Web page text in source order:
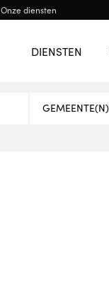
Onze diensten
DIENSTEN